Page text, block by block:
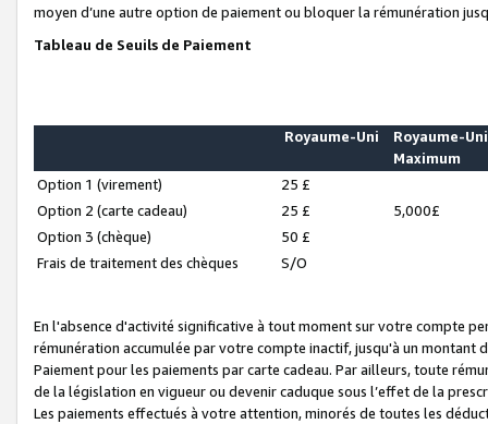
moyen d’une autre option de paiement ou bloquer la rémunération
Tableau de Seuils de Paiement
Royaume-Uni
Royaume-Uni
Maximum
Option 1 (virement)
25 £
Option 2 (carte cadeau)
25 £
5,000£
Option 3 (chèque)
50 £
Frais de traitement des chèques
S/O
En l'absence d'activité significative à tout moment sur votre compte
rémunération accumulée par votre compte inactif, jusqu'à un montant
Paiement pour les paiements par carte cadeau. Par ailleurs, toute
de la législation en vigueur ou devenir caduque sous l’effet de la
Les paiements effectués à votre attention, minorés de toutes les